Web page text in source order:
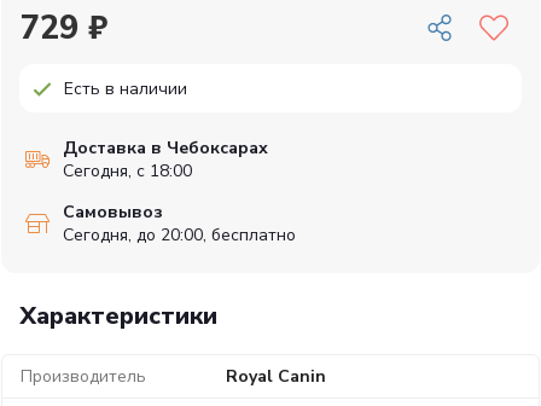
Характеристики
Производитель
Royal Canin
729 ₽
Есть в наличии
Доставка в Чебоксарах
Сегодня, с 18:00
Самовывоз
Сегодня, до 20:00, бесплатно